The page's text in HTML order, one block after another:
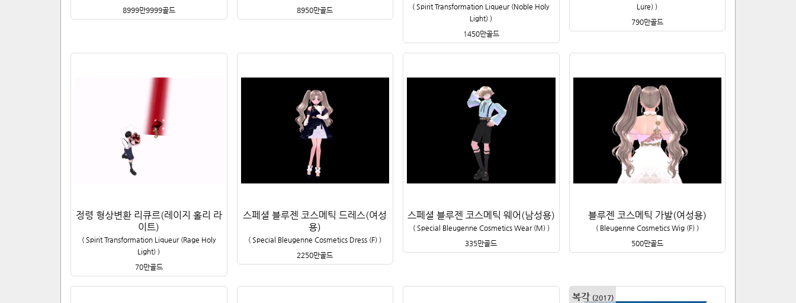
8999만9999골드
8950만골드 (Spirit Transformation Liqueur (Noble Holy
Light) )
1450만골드
Lure) )
790만골드
정령 형상변환 리큐르(레이지 홀리 라
이트)
( Spirit Transformation Liqueur (Rage Holy
Light) )
70만골드
스페셜 블루젠 코스메틱 드레스(여성
용)
(Special Bleugenne Cosmetics Dress (F) )
2250만골드
스페셜 블루젠 코스메틱 웨어(남성용)
( Special Bleugenne Cosmetics Wear (M))
335만골드
블루젠 코스메틱 가발(여성용)
( Bleugenne Cosmetics Wig (F))
500만골드
복각 (2017)